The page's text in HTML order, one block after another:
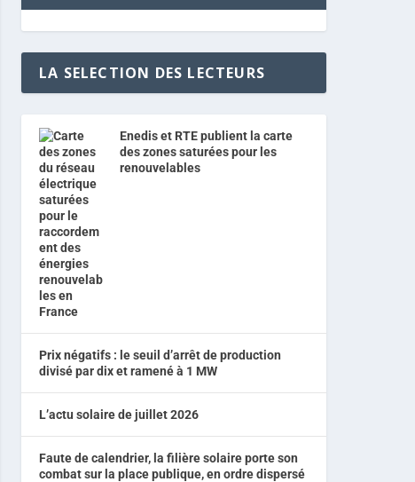
LA SELECTION DES LECTEURS
Enedis et RTE publient la carte
des zones saturées pour les
renouvelables
Prix négatifs : le seuil d’arrêt de production
divisé par dix et ramené à 1 MW
L’actu solaire de juillet 2026
Faute de calendrier, la filière solaire porte son
combat sur la place publique, en ordre dispersé